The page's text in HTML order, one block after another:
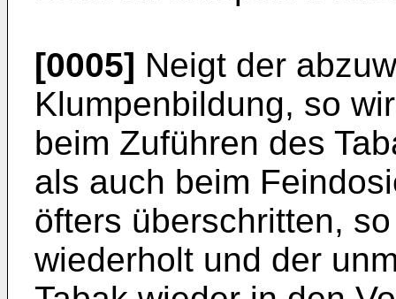
[0005] Neigt der
Klumpenbildung, so
beim Zuführen des
als auch beim
öfters überschritten,
wiederholt und der